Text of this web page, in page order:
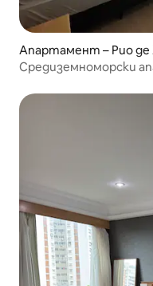
Апартамент – Рио
Средиземноморски